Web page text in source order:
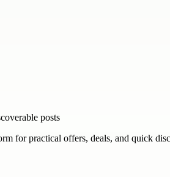
posts
for practical offers, deals, and quick